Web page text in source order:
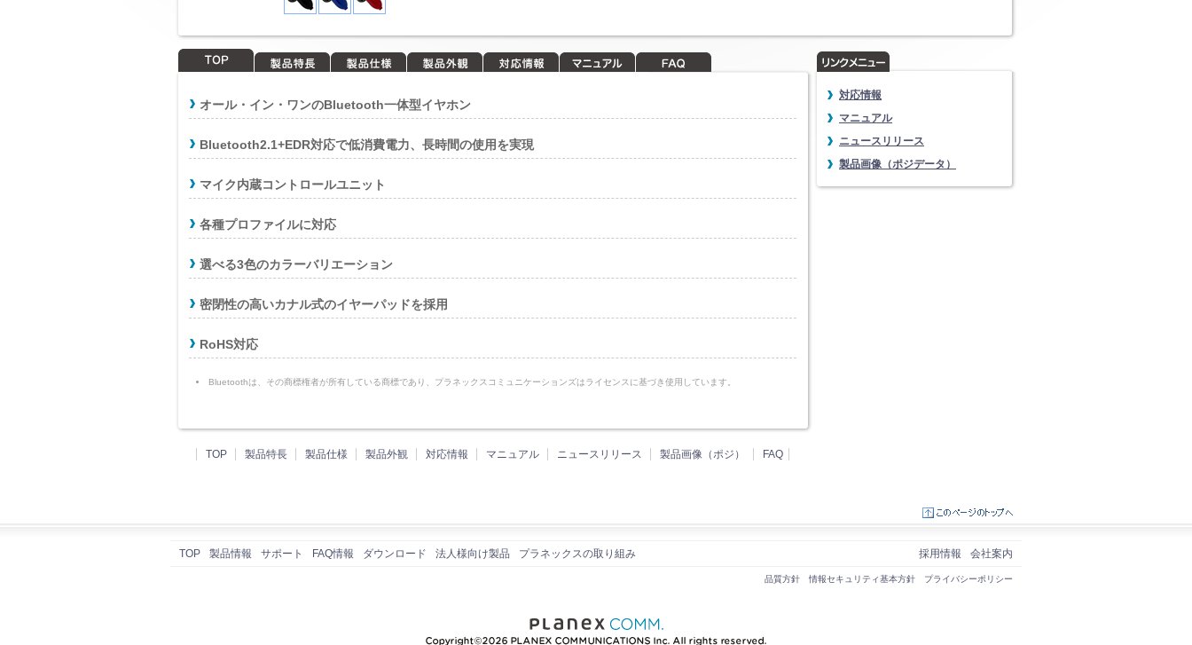
オール・イン・ワンのBluetooth一体型イヤホン
Bluetooth2.1+EDR対応で低消費電力、長時間の使用を実現
マイク内蔵コントロールユニット
各種プロファイルに対応
選べる3色のカラーバリエーション
密閉性の高いカナル式のイヤーパッドを採用
RoHS対応
Bluetoothは、その商標権者が所有している商標であり、プラネックスコミュニケーションズはライセンスに基づき使用しています。
TOP 製品特長 製品仕様 製品外観 対応情報 マニュアル ニュースリリース 製品画像（ポジ） FAQ
対応情報
マニュアル
ニュースリリース
製品画像（ポジデータ）
TOP 製品情報 サポート FAQ情報 ダウンロード 法人様向け製品 プラネックスの取り組み 会社案内
採用情報
プライバシーポリシー
情報セキュリティ基本方針
品質方針